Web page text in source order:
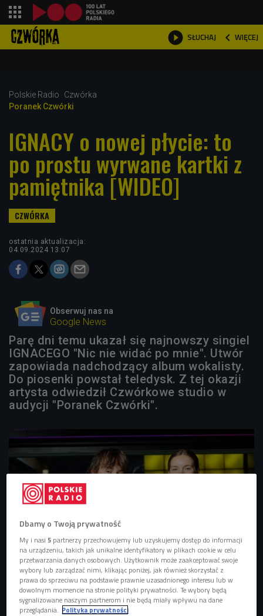
 SŁUCHAJ  WIĘCEJ

Polskie Radio
Czwórka
Poranek Czwórki
IGNACY o nowej płycie: to
po prostu wyrwane kartki z
pamiętnika [WIDEO]
ostatnia aktualizacja:
04.09.2024 13:07
Obserwuj nas na
Google News
Parę dni temu ukazał się najnowszy singiel
IGNACEGO "Nic nie widać po mnie". Utwór
zapowiada nadchodzący album wokalisty.
Do piosenki powstał teledysk. Z tej okazji
artysta odwiedził Czwórkowe studio w
audycji "Poranek Czwórki".
IGNACY z nowym singlem "Nic nie widać po mnie"
Foto: Podlewski Piotr /
Czwórka
"Nic nie widać po mnie"
Dbamy o Twoją prywatność
My i nasi5 partnerzy przechowujemy lub uzyskujemy dostęp do informacji
na urządzeniu, takich jak unikalne identyfikatory w plikach cookie w celu
przetwarzania danych osobowych. Użytkownik może zaakceptować swoje
wybory lub zarządzać nimi, klikając poniżej, jak również skorzystać z
prawa do sprzeciwu na podstawie prawnie uzasadnionego interesu lub w
dowolnym momencie na stronie polityki prywatności. Te wybory będą
sygnalizowane naszym partnerom i nie będą miały wpływu na dane
przeglądania. Polityka prywatności